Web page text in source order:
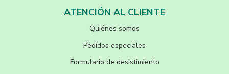
ATENCIÓN AL CLIENTE
Quiénes somos
Pedidos especiales
Formulario de desistimiento